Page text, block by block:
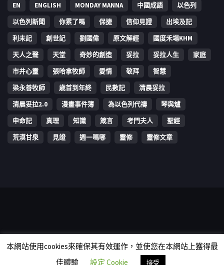
EN ENGLISH MONDAY MANNA 中國成語
以色列
以色列新聞
你累了嗎 保捷 信仰見證
出埃及記
利未記
創世記 劉國偉 原文解經
國度禾場KHM
天人之聲
天堂 奇妙的創造 妥拉 妥拉人生
家庭
市井心靈
張哈拿牧師 愛情 敬拜
智慧
梁永善牧師
歳首到年終 民數記
清晨妥拉
清晨妥拉2.0
漫畫事件簿 為以色列代禱
琴與爐
申命記
真理 知識 箴言 考門夫人
聖經
荒漠甘泉
見證 週一嗎哪 靈修 靈修文章
rights reserved.
本網站使用cookies來確保其有效運作，並使您在本網站上獲得最
佳體驗
設定 Cookie 接受